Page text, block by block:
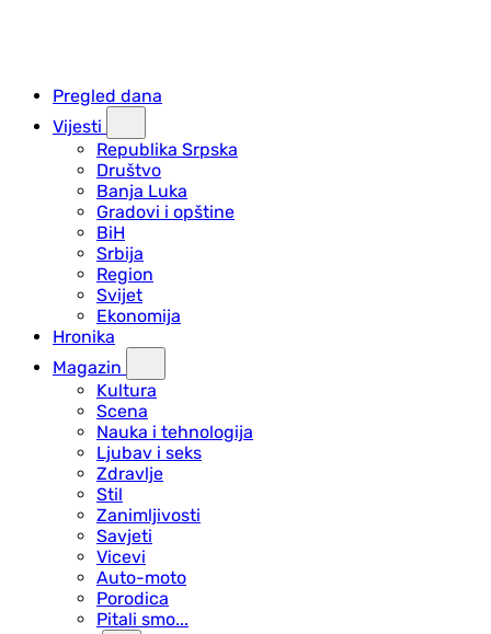
Pregled dana
Vijesti
Republika Srpska
Društvo
Banja Luka
Gradovi i opštine
BiH
Srbija
Region
Svijet
Ekonomija
Hronika
Magazin
Kultura
Scena
Nauka i tehnologija
Ljubav i seks
Zdravlje
Stil
Zanimljivosti
Savjeti
Vicevi
Auto-moto
Porodica
Pitali smo...